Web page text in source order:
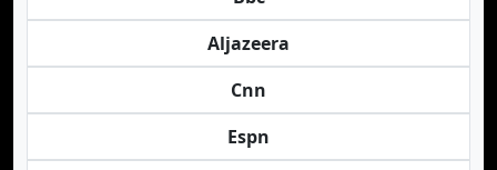
Aljazeera
Cnn
Espn